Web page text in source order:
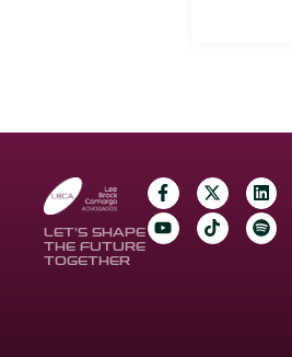
LET’S SHAPE
THE FUTURE
TOGETHER